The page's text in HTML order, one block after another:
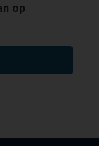
op